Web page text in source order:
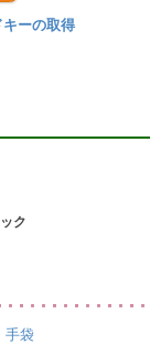
ーの取得
ク
手袋